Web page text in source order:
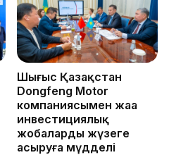
Шығыс Қазақстан
Dongfeng Motor
компаниясымен жаңа
инвестициялық
жобаларды жүзеге
асыруға мүдделі